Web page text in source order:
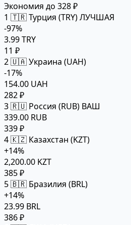
Экономия до 328 ₽
1 🇹🇷 Турция (TRY)ЛУЧШАЯ
-97%
3.99 TRY
11 ₽
2🇺🇦 Украина (UAH)
-17%
154.00 UAH
282 ₽
3🇷🇺 Россия (RUB) ВАШ
339.00 RUB
339 ₽
4🇰🇿 Казахстан (KZT)
+14%
2,200.00 KZT
385 ₽
5🇧🇷 Бразилия (BRL)
+14%
23.99 BRL
386 ₽